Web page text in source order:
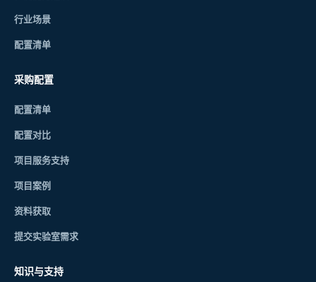
行业场景
配置清单
采购配置
配置清单
配置对比
项目服务支持
项目案例
资料获取
提交实验室需求
知识与支持